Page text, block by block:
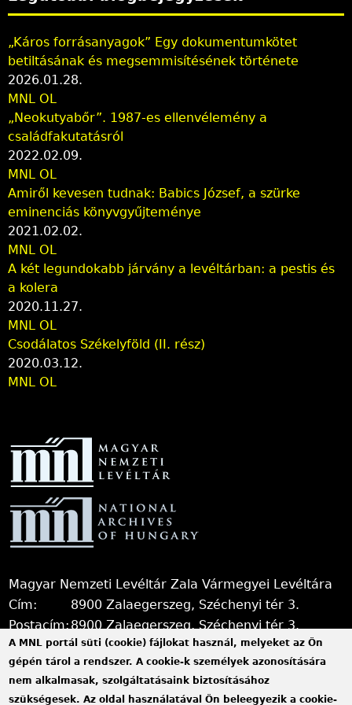
n
„Káros forrásanyagok” Egy dokumentumkötet
betiltásának és megsemmisítésének története
2026.01.28.
MNL OL
„Neokutyabőr”. 1987-es ellenvélemény a
családfakutatásról
2022.02.09.
MNL OL
Amiről kevesen tudnak: Babics József, a szürke
eminenciás könyvgyűjteménye
2021.02.02.
MNL OL
A két legundokabb járvány a levéltárban: a pestis és
a kolera
2020.11.27.
MNL OL
Csodálatos Székelyföld (II. rész)
2020.03.12.
MNL OL
Magyar Nemzeti Levéltár Zala Vármegyei Levéltára
Cím:
8900 Zalaegerszeg, Széchenyi tér 3.
Postacím: 8900 Zalaegerszeg, Széchenyi tér 3.
Telefon:
+36 92 510 030, +36 92 598 956, +36 92
598 957
Telefax:
+36 92 510 029
A MNL portál süti (cookie) fájlokat használ, melyeket az Ön
gépén tárol a rendszer. A cookie-k személyek azonosítására
nem alkalmasak, szolgáltatásaink biztosításához
szükségesek. Az oldal használatával Ön beleegyezik a cookie-